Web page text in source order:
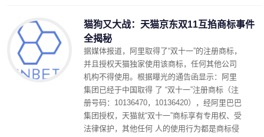
猫狗又大战：天猫京东双11互掐商标事件
全揭秘
据媒体报道，阿里取得了“双十一”的注册商标，
并且授权天猫独家使用该商标，任何其他公司
机构不得使用。根据曝光的通告函显示：阿里
集团已经于中国取得 了 “双十一”注册商标（注
册号码：10136470，10136420），经阿里巴巴
集团授权，天猫就“双十一”商标享有专用权、受
法律保护，其他任何 人的使用行为都是商标侵